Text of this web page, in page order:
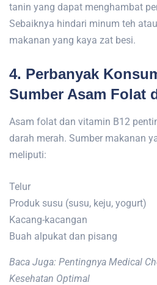
tanin yang dapat menghambat
Sebaiknya hindari minum teh
makanan yang kaya zat besi.
4. Perbanyak
Sumber Asam Folat
Asam folat dan vitamin B12
darah merah. Sumber makanan
meliputi:
Telur
Produk susu (susu, keju, yogurt)
Kacang-kacangan
Buah alpukat dan pisang
Baca Juga: Pentingnya Medical
Kesehatan Optimal